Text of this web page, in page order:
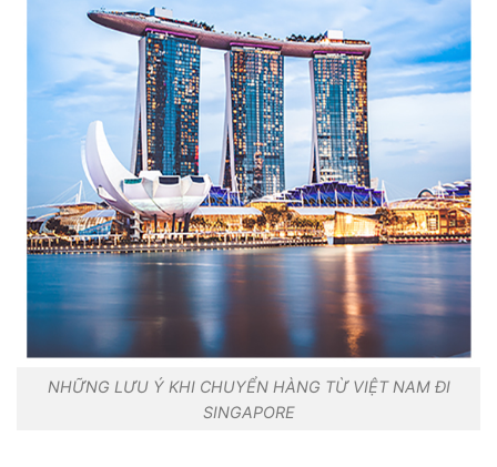
NHỮNG LƯU Ý KHI CHUYỂN HÀNG TỪ VIỆT NAM ĐI
SINGAPORE